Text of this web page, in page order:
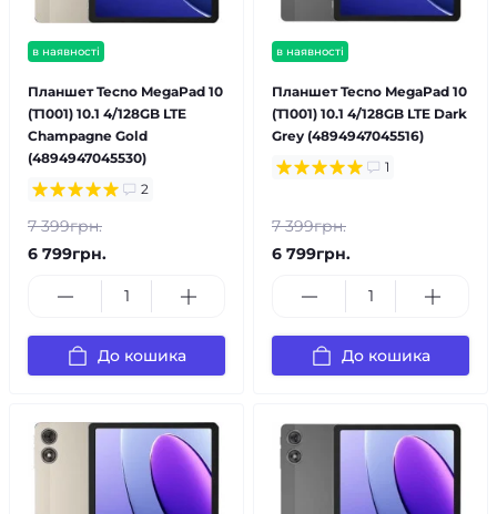
в наявності
Планшет Tecno MegaPad 10
(T1001) 10.1 4/128GB LTE
Champagne Gold
(4894947045530)
2
7 399грн.
6 799грн.
До кошика
в наявності
Планшет Tecno MegaPad 10
(T1001) 10.1 4/128GB LTE Dark
Grey (4894947045516)
1
7 399грн.
6 799грн.
До кошика